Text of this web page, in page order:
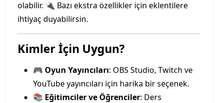
olabilir. 🔌 Bazı ekstra özellikler için eklentilere
ihtiyaç duyabilirsin.
Kimler İçin Uygun?
🎮 Oyun Yayıncıları: OBS Studio, Twitch ve
YouTube yayıncıları için harika bir seçenek.
📚 Eğitimciler ve Öğrenciler: Ders